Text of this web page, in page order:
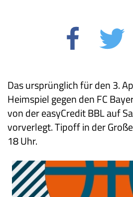
Das ursprünglich für den 3.
Heimspiel gegen den FC
von der easyCredit BBL auf
vorverlegt. Tipoff in der
18 Uhr.